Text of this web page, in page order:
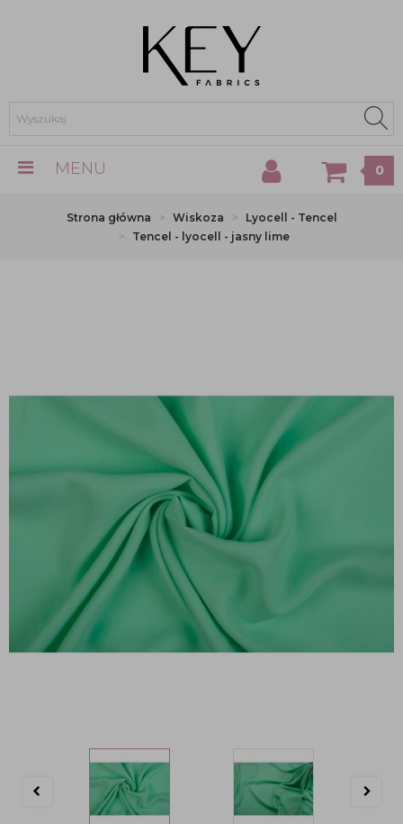
MENU 0
Strona główna Wiskoza
Lyocell - Tencel
Tencel - lyocell - jasny lime